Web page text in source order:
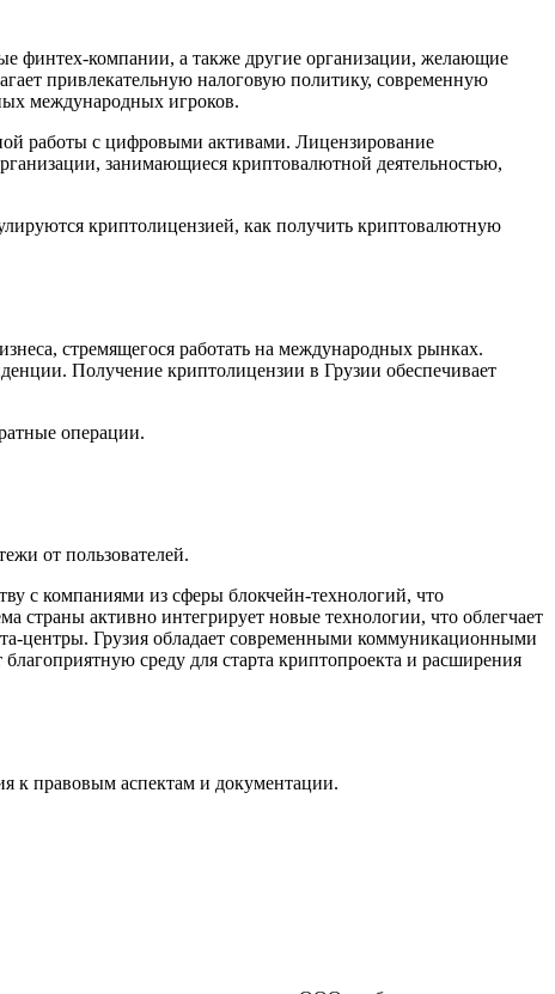
финтех-компании, а также другие организации, желающие
привлекательную налоговую политику, современную
международных игроков.
работы с цифровыми активами. Лицензирование
занимающиеся криптовалютной деятельностью,
криптолицензией, как получить криптовалютную
стремящегося работать на международных рынках.
Получение криптолицензии в Грузии обеспечивает
операции.
от пользователей.
с компаниями из сферы блокчейн-технологий, что
страны активно интегрирует новые технологии, что облегчает
центры. Грузия обладает современными коммуникационными
среду для старта криптопроекта и расширения
к правовым аспектам и документации.